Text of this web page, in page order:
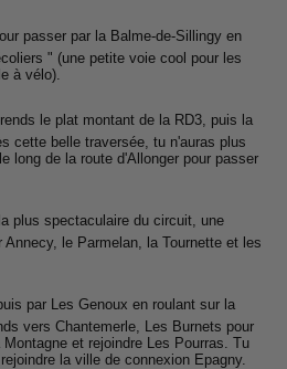
passer par la Balme-de-Sillingy en
" (une petite voie cool pour les
à vélo).
le plat montant de la RD3, puis la
cette belle traversée, tu n'auras plus
long de la route d'Allonger pour passer
plus spectaculaire du circuit, une
le Parmelan, la Tournette et les
par Les Genoux en roulant sur la
vers Chantemerle, Les Burnets pour
et rejoindre Les Pourras. Tu
la ville de connexion Epagny.